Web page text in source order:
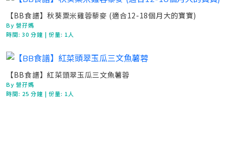
【BB食譜】秋葵粟米雞蓉藜麥 (適合12-18個月大的寶寶)
By 營孖媽
時間:30 分鐘 | 份量: 1人
【BB食譜】紅菜頭翠玉瓜三文魚薯蓉
By 營孖媽
時間: 25 分鐘 | 份量: 1人